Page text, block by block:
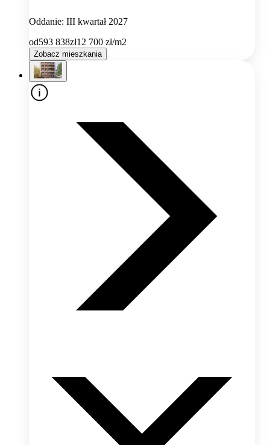
Oddanie: III kwartał 2027
od593 838zł12 700 zł/m2
Zobacz mieszkania